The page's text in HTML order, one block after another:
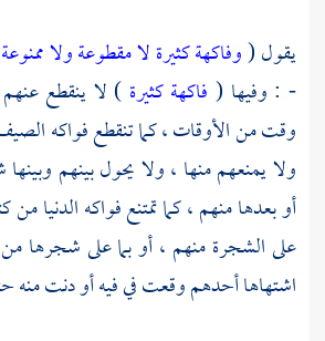
يقول (وفاكهة كثيرة لا مقطوعة ولا ممنوعة
- : وفيها ( فاكهة كثيرة ) لا ينقطع
وقت من الأوقات ، كما تنقطع فواكه الصيف
ولا يمنعهم منها ، ولا يحول بينهم
أو بعدها منهم ، كما تمتنع فواكه الدنيا من
على الشجرة منهم ، أو بما على شجرها
اشتهاها أحدهم وقعت في فيه أو دنت منه